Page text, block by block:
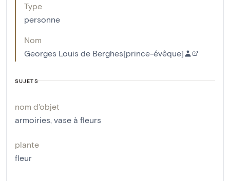
Type
personne
Nom
Georges Louis de Berghes[prince-évêque]
SUJETS
nom d'objet
armoiries, vase à fleurs
plante
fleur